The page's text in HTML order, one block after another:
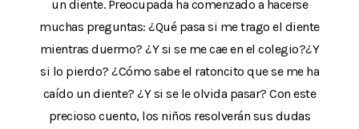
un diente. Preocupada ha comenzado a hacerse
muchas preguntas: ¿Qué pasa si me trago el diente
mientras duermo? ¿Y si se me cae en el colegio?¿Y
si lo pierdo? ¿Cómo sabe el ratoncito que se me ha
caído un diente? ¿Y si se le olvida pasar? Con este
precioso cuento, los niños resolverán sus dudas